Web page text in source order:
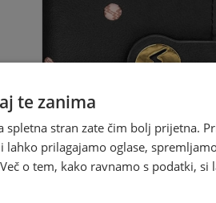
te zanima
spletna stran zate čim bolj prijetna.
lahko prilagajamo oglase,
o tem, kako ravnamo s podatki, si